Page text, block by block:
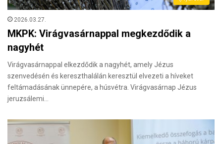
2026.03.27.
MKPK: Virágvasárnappal megkezdődik a
nagyhét
Virágvasárnappal elkezdődik a nagyhét, amely Jézus
szenvedésén és kereszthalálán keresztül elvezeti a híveket
feltámadásának ünnepére, a húsvétra. Virágvasárnap Jézus
jeruzsálemi…